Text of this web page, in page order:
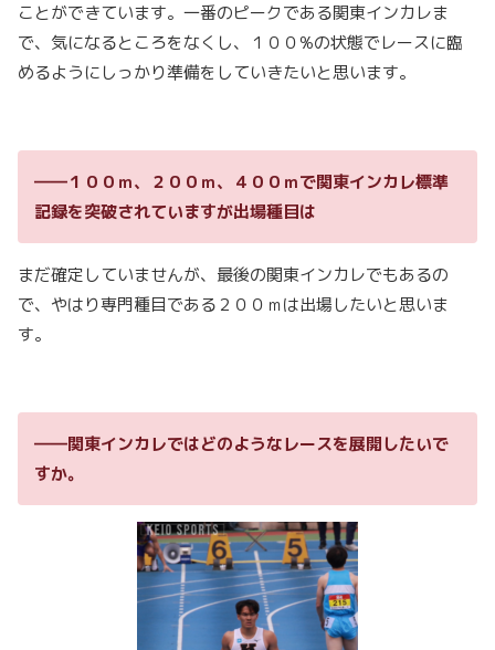
ことができています。一番のピークである関東インカレま
で、気になるところをなくし、１００%の状態でレースに臨
めるようにしっかり準備をしていきたいと思います。
――１００ｍ、２００ｍ、４００ｍで関東インカレ標準
記録を突破されていますが出場種目は
まだ確定していませんが、最後の関東インカレでもあるの
で、やはり専門種目である２００ｍは出場したいと思いま
す。
――関東インカレではどのようなレースを展開したいで
すか。